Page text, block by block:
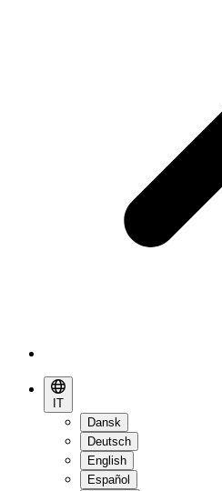
IT
Dansk
Deutsch
English
Español